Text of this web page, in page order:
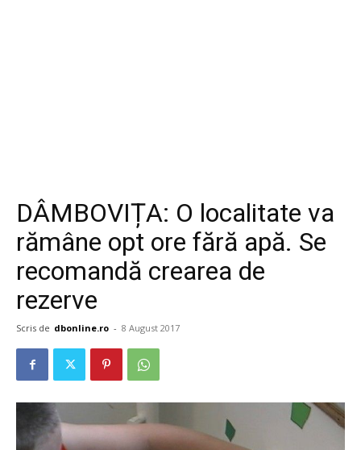
DÂMBOVIȚA: O localitate va
rămâne opt ore fără apă. Se
recomandă crearea de
rezerve
Scris de dbonline.ro - 8 August 2017